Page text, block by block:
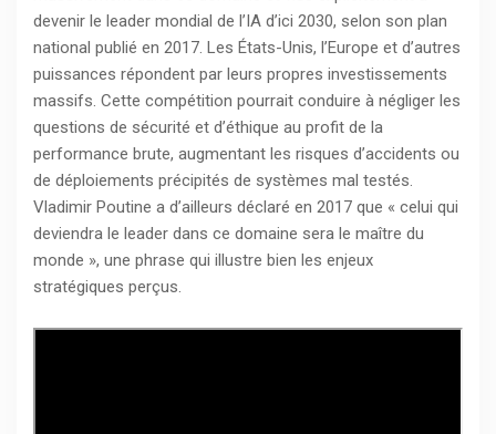
devenir le leader mondial de l’IA d’ici 2030, selon son plan
national publié en 2017. Les États-Unis, l’Europe et d’autres
puissances répondent par leurs propres investissements
massifs. Cette compétition pourrait conduire à négliger les
questions de sécurité et d’éthique au profit de la
performance brute, augmentant les risques d’accidents ou
de déploiements précipités de systèmes mal testés.
Vladimir Poutine a d’ailleurs déclaré en 2017 que « celui qui
deviendra le leader dans ce domaine sera le maître du
monde », une phrase qui illustre bien les enjeux
stratégiques perçus.